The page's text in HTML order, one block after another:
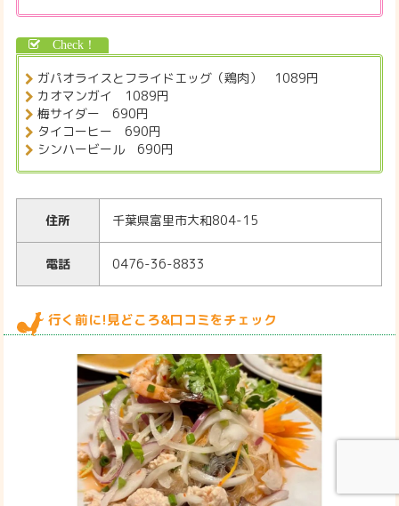
ガパオライスとフライドエッグ（鶏肉） 1089円
カオマンガイ 1089円
梅サイダー 690円
タイコーヒー 690円
シンハービール 690円
住所 千葉県富里市大和804-15
電話 0476-36-8833
行く前に!見どころ&口コミをチェック